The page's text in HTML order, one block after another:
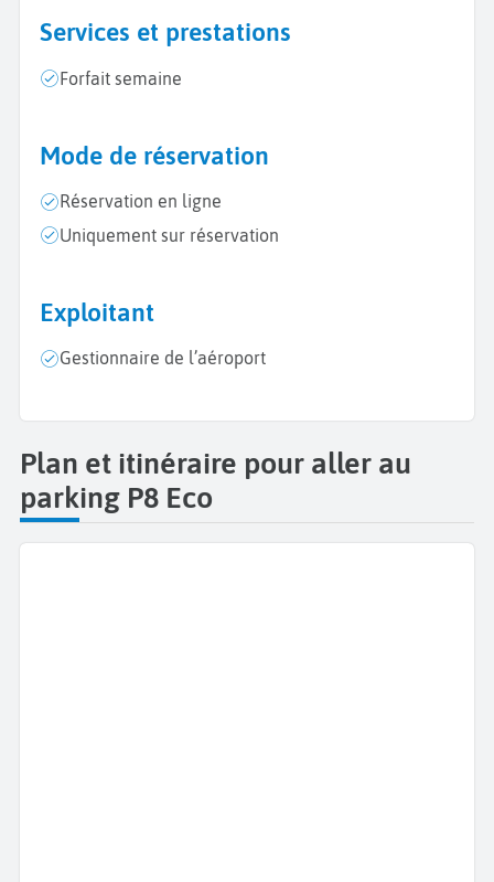
Services et prestations
Forfait semaine
Mode de réservation
Réservation en ligne
Uniquement sur réservation
Exploitant
Gestionnaire de l’aéroport
Plan et itinéraire pour aller au
parking P8 Eco